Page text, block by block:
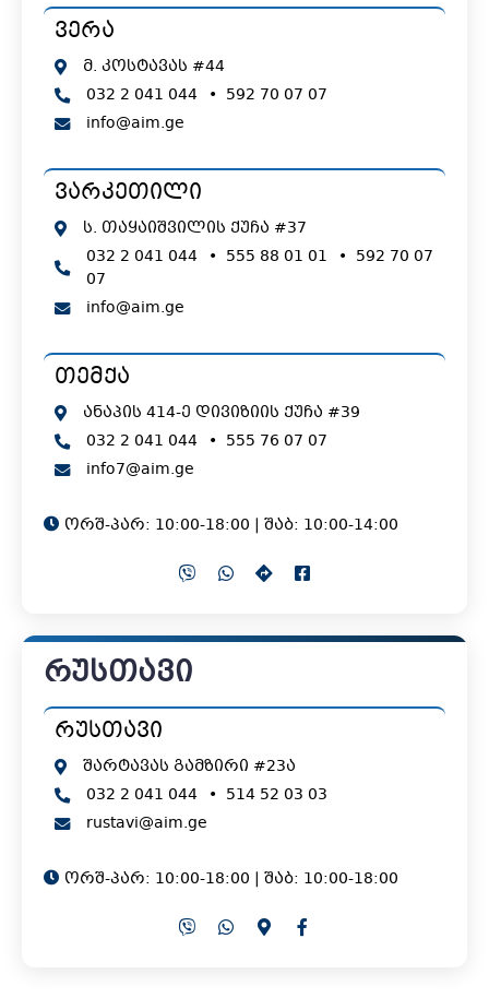
ვერა
მ. კოსტავას #44
032 2 041 044 • 592 70 07 07
info@aim.ge
ვარკეთილი
ს. თაყაიშვილის ქუჩა #37
032 2 041 044 • 555 88 01 01 • 592 70 07
07
info@aim.ge
თემქა
ანაპის 414-ე დივიზიის ქუჩა #39
032 2 041 044 • 555 76 07 07
info7@aim.ge
ორშ-პარ: 10:00-18:00 | შაბ: 10:00-14:00
რუსთავი
რუსთავი
შარტავას გამზირი #23ა
032 2 041 044 • 514 52 03 03
rustavi@aim.ge
ორშ-პარ: 10:00-18:00 | შაბ: 10:00-18:00